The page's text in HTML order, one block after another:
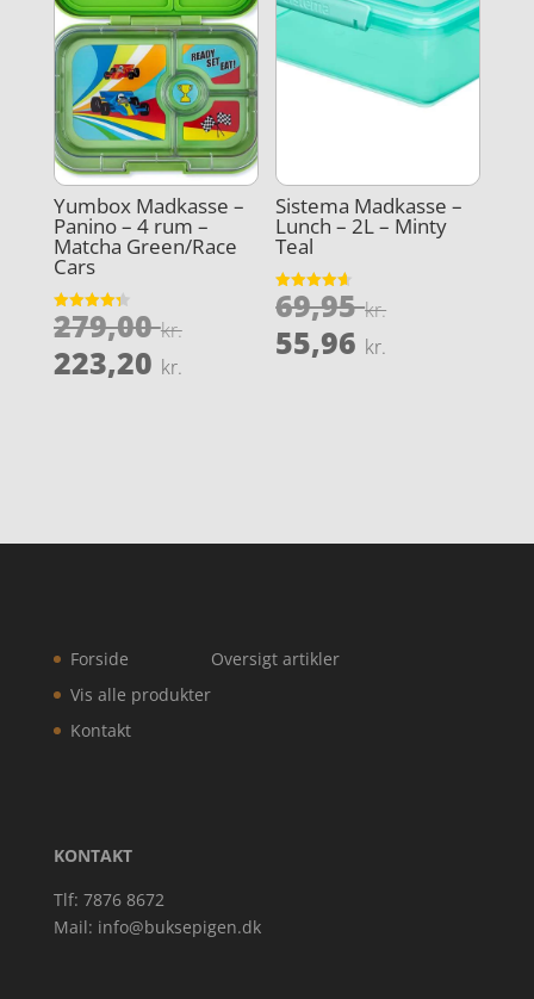
Yumbox Madkasse –
Panino – 4 rum –
Matcha Green/Race
Cars
Vurderet
4.3
279,00kr.Den
oprindelige
pris
223,20 kr.
Sistema Madkasse –
Lunch – 2L – Minty
Teal
Vurderet
4.6
69,95kr.Den
55,96 kr.
Forside
Vis alle produkter
Kontakt
Oversigt artikler
KONTAKT
Tlf: 7876 8672
Mail: info@buksepigen.dk